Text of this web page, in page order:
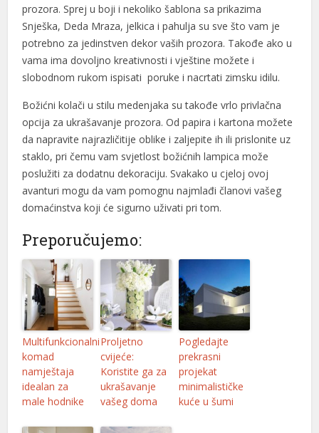
prozora. Sprej u boji i nekoliko šablona sa prikazima
Snješka, Deda Mraza, jelkica i pahulja su sve što vam je
potrebno za jedinstven dekor vaših prozora. Takođe ako u
vama ima dovoljno kreativnosti i vještine možete i
slobodnom rukom ispisati poruke i nacrtati zimsku idilu.
Božićni kolači u stilu medenjaka su takođe vrlo privlačna
opcija za ukrašavanje prozora. Od papira i kartona možete
da napravite najrazličitije oblike i zaljepite ih ili prislonite uz
staklo, pri čemu vam svjetlost božićnih lampica može
poslužiti za dodatnu dekoraciju. Svakako u cjeloj ovoj
avanturi mogu da vam pomognu najmlađi članovi vašeg
domaćinstva koji će sigurno uživati pri tom.
Preporučujemo:
Multifunkcionalni
komad
namještaja
idealan za
male hodnike
Proljetno
cvijeće:
Koristite ga za
ukrašavanje
vašeg doma
Pogledajte
prekrasni
projekat
minimalističke
kuće u šumi